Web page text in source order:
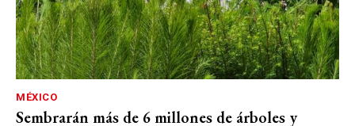
MÉXICO
Sembrarán más de 6 millones de árboles y